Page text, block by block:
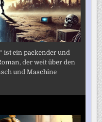
ist ein packender und
der weit über den
und Maschine